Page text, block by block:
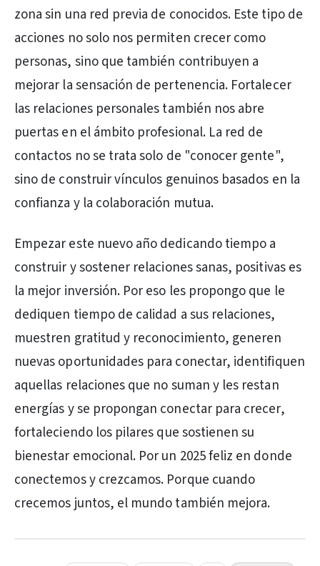
zona sin una red previa de conocidos. Este tipo de
acciones no solo nos permiten crecer como
personas, sino que también contribuyen a
mejorar la sensación de pertenencia. Fortalecer
las relaciones personales también nos abre
puertas en el ámbito profesional. La red de
contactos no se trata solo de "conocer gente",
sino de construir vínculos genuinos basados en la
confianza y la colaboración mutua.
Empezar este nuevo año dedicando tiempo a
construir y sostener relaciones sanas, positivas es
la mejor inversión. Por eso les propongo que le
dediquen tiempo de calidad a sus relaciones,
muestren gratitud y reconocimiento, generen
nuevas oportunidades para conectar, identifiquen
aquellas relaciones que no suman y les restan
energías y se propongan conectar para crecer,
fortaleciendo los pilares que sostienen su
bienestar emocional. Por un 2025 feliz en donde
conectemos y crezcamos. Porque cuando
crecemos juntos, el mundo también mejora.